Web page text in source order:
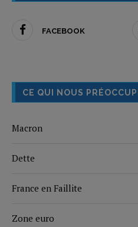
FACEBOOK
CE QUI NOUS
Macron
Dette
France en Faillite
Zone euro